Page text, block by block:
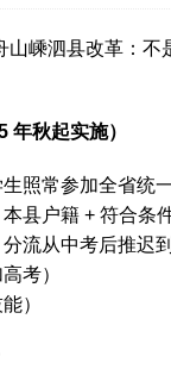
嵊泗县改革：不
年秋起实施）
照常参加全省统
县户籍 + 符合条
流从中考后推迟
考）
）